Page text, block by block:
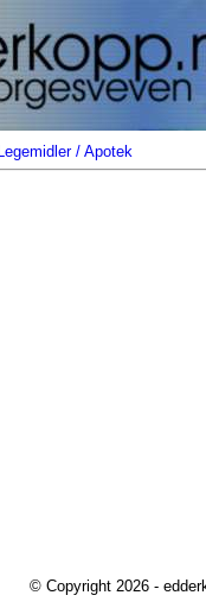
Legemidler/ Apotek
© Copyright 2026 -